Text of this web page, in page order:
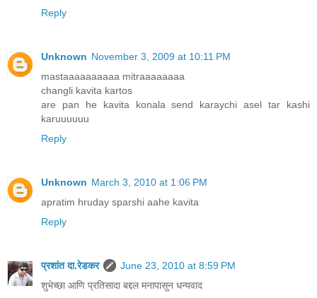
Reply
Unknown November 3, 2009 at 10:11 PM
mastaaaaaaaaaa mitraaaaaaaa
changli kavita kartos
are pan he kavita konala send karaychi asel tar kashi
karuuuuuu
Reply
Unknown March 3, 2010 at 1:06 PM
apratim hruday sparshi aahe kavita
Reply
प्रशांत दा.रेडकर
June 23, 2010 at 8:59 PM
शुभेच्छा आणि प्रतिसादा बद्दल मनापासुन धन्यवाद